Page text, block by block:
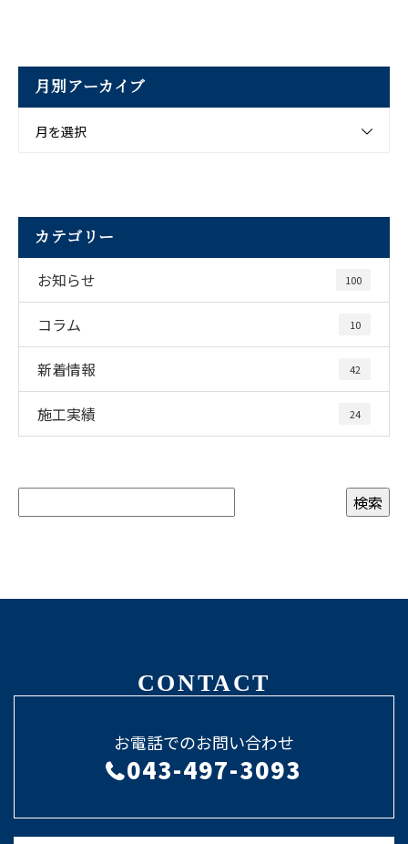
月別アーカイブ
月を選択
カテゴリー
お知らせ 100
コラム 10
新着情報 42
施工実績 24
CONTACT
お電話でのお問い合わせ
043-497-3093